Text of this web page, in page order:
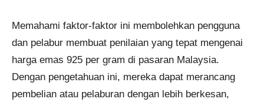
Memahami faktor-faktor ini membolehkan pengguna
dan pelabur membuat penilaian yang tepat mengenai
harga emas 925 per gram di pasaran Malaysia.
Dengan pengetahuan ini, mereka dapat merancang
pembelian atau pelaburan dengan lebih berkesan,